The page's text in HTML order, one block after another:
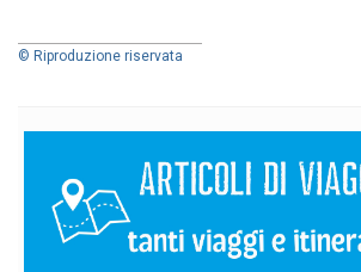
© Riproduzione riservata